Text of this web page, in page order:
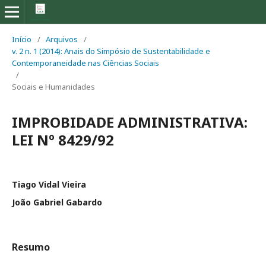
Início / Arquivos
/
v. 2 n. 1 (2014): Anais do Simpósio de Sustentabilidade e
Contemporaneidade nas Ciências Sociais
/
Sociais e Humanidades
IMPROBIDADE ADMINISTRATIVA:
LEI Nº 8429/92
Tiago Vidal Vieira
João Gabriel Gabardo
Resumo